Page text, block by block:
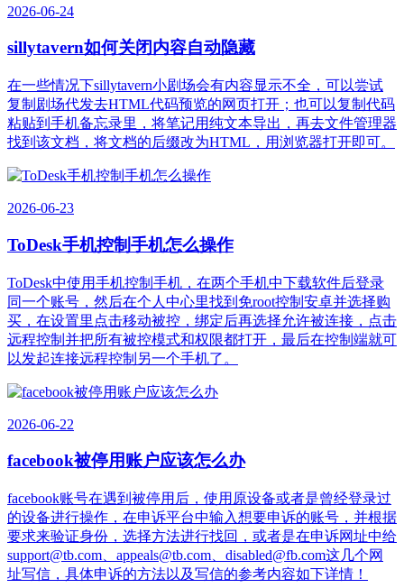
2026-06-24
sillytavern如何关闭内容自动隐藏
在一些情况下sillytavern小剧场会有内容显示不全，可以尝试
复制剧场代发去HTML代码预览的网页打开；也可以复制代码
粘贴到手机备忘录里，将笔记用纯文本导出，再去文件管理器
找到该文档，将文档的后缀改为HTML，用浏览器打开即可。
2026-06-23
ToDesk手机控制手机怎么操作
ToDesk中使用手机控制手机，在两个手机中下载软件后登录
同一个账号，然后在个人中心里找到免root控制安卓并选择购
买，在设置里点击移动被控，绑定后再选择允许被连接，点击
远程控制并把所有被控模式和权限都打开，最后在控制端就可
以发起连接远程控制另一个手机了。
2026-06-22
facebook被停用账户应该怎么办
facebook账号在遇到被停用后，使用原设备或者是曾经登录过
的设备进行操作，在申诉平台中输入想要申诉的账号，并根据
要求来验证身份，选择方法进行找回，或者是在申诉网址中给
support@tb.com、appeals@tb.com、disabled@fb.com这几个网
址写信，具体申诉的方法以及写信的参考内容如下详情！